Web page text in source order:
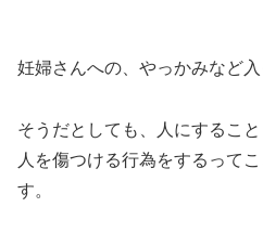
妊婦さんへの、やっかみなど
そうだとしても、人にすること
人を傷つける行為をするって
す。